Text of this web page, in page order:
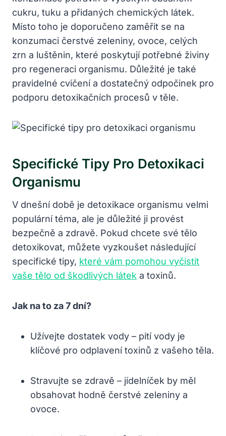
cukru, tuku a přidaných chemických látek.
Místo toho je doporučeno zaměřit se na
konzumaci čerstvé zeleniny, ovoce, celých
zrn a luštěnin, které poskytují potřebné živiny
pro regeneraci organismu. Důležité je také
pravidelné cvičení a dostatečný odpočinek pro
podporu detoxikačních procesů v těle.
Specifické Tipy Pro Detoxikaci
Organismu
V dnešní době je detoxikace organismu velmi
populární téma, ale je důležité ji provést
bezpečně a zdravě. Pokud chcete své tělo
detoxikovat, můžete vyzkoušet následující
specifické tipy, které vám pomohou vyčistit
vaše tělo od škodlivých látek a toxinů.
Jak na to za 7 dní?
Užívejte dostatek vody – pití vody je
klíčové pro odplavení toxinů z vašeho těla.
Stravujte se zdravě – jídelníček by měl
obsahovat hodně čerstvé zeleniny a
ovoce.